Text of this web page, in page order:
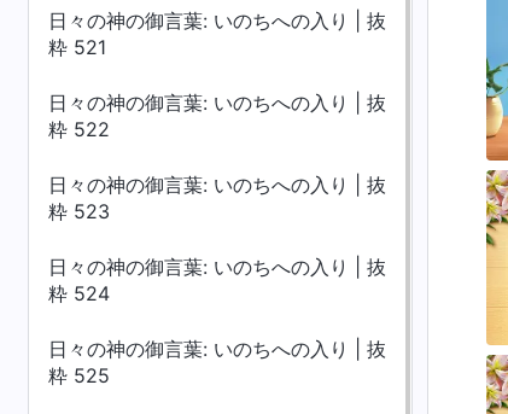
日々の神の御言葉: いのちへの入り | 抜
粋 521
日々の神の御言葉: いのちへの入り | 抜
粋 522
日々の神の御言葉: いのちへの入り | 抜
粋 523
日々の神の御言葉: いのちへの入り | 抜
粋 524
日々の神の御言葉: いのちへの入り | 抜
粋 525